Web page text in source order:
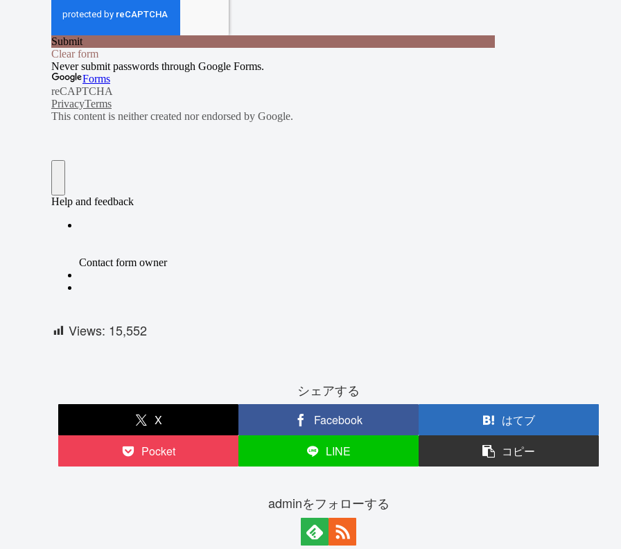
Views: 15,552
シェアする
X Facebook
はてブ
Pocket
LINE コピー
adminをフォローする